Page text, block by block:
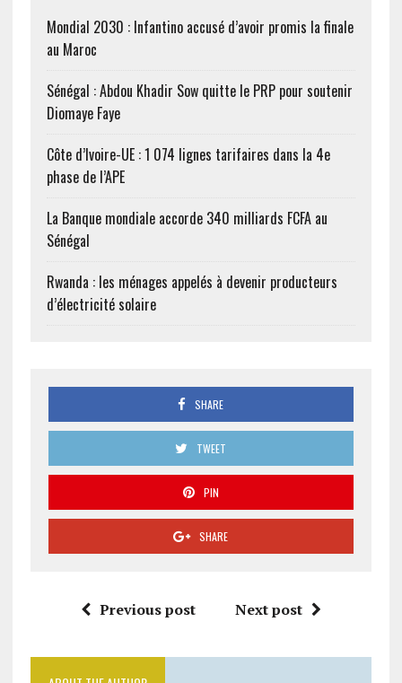
Mondial 2030 : Infantino accusé d’avoir promis la finale
au Maroc
Sénégal : Abdou Khadir Sow quitte le PRP pour soutenir
Diomaye Faye
Côte d’Ivoire-UE : 1 074 lignes tarifaires dans la 4e
phase de l’APE
La Banque mondiale accorde 340 milliards FCFA au
Sénégal
Rwanda : les ménages appelés à devenir producteurs
d’électricité solaire
SHARE
TWEET
PIN
SHARE
Previous post Next post